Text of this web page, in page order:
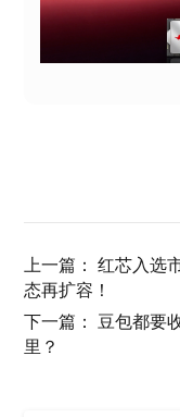
上一篇：
红芯入选
态再扩容！
下一篇：
豆包都要
里？